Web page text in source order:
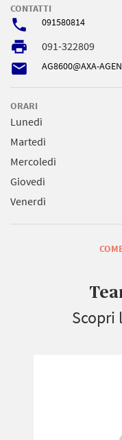
CONTATTI
phone 091580814
local_printshop 091-322809
email AG8600@AXA-
ORARI
Lunedì
Martedì
Mercoledì
Giovedì
Venerdì
Scopri